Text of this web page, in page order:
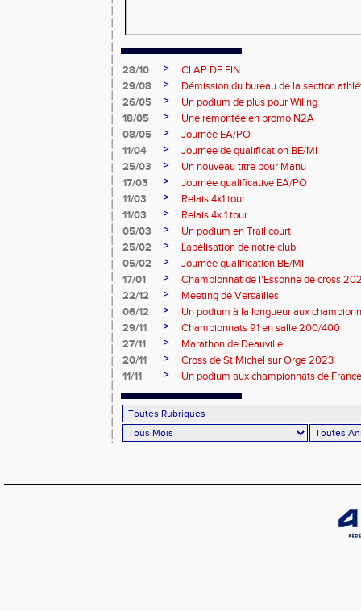
28/10 >
CLAP DE FIN
29/08
>
Démission du bureau de la section
26/05
>
Un podium de plus pour Wiling
18/05
>
Une remontée en promo N2A
08/05
>
Journée EA/PO
11/04
>
Journée de qualification BE/MI
25/03
>
Un nouveau titre pour Manu
17/03
>
Journée qualificative EA/PO
11/03
>
Relais 4x1 tour
11/03
>
Relais 4x 1 tour
05/03
>
Un podium en Trail court
25/02
>
Labélisation de notre club
05/02
>
Journée qualification BE/MI
17/01
>
Championnat de l'Essonne de cross
22/12
>
Meeting de Versailles
06/12
>
Un podium à la longueur aux
29/11
>
Championnats 91 en salle 200/400
27/11
>
Marathon de Deauville
20/11
>
Cross de St Michel sur Orge 2023
11/11
> Un podium aux championnats de